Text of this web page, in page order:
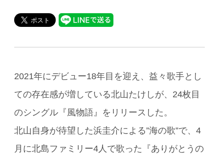
2021年にデビュー18年目を迎え、益々歌手とし
ての存在感が増している北山たけしが、24枚目
のシングル『風物語』をリリースした。
北山自身が待望した浜圭介による”海の歌”で、4
月に北島ファミリー4人で歌った『ありがとうの